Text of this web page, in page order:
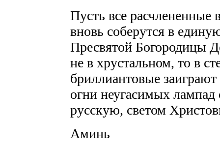
Пусть все расчлененные
вновь соберутся в
Пресвятой Богородицы
не в хрустальном, то в
бриллиантовые заиграют
огни неугасимых
русскую, светом
Аминь